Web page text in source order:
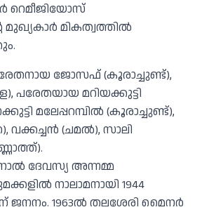
റെമീജിയോസ്
മുഖ്യകാര്‍ മികത്വത്തില്‍
ജോസഫ് (കൂരാച്ചുണ്ട്),
പരേതയായ മറിയക്കുട്ടി
മലേപ്പറമ്പില്‍ (കൂരാച്ചുണ്ട്),
വക്കച്ചന്‍ (ചമല്‍), സാലി
ദേവസ്യ അന്നമ്മ
നാലാമനായി 1944
ജനനം. 1963ല്‍ തലശേരി മൈനര്‍